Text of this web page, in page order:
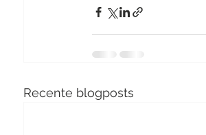
Recente blogposts